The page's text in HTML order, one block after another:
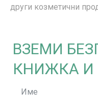
други козметични
ВЗЕМИ
КНИЖКА И